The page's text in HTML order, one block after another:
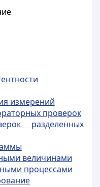
измерений
проверок
разделенных
величинами
процессами